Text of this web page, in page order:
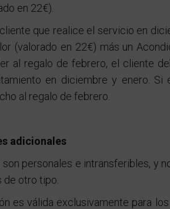
en 22€).
que realice el servicio en
(valorado en 22€) más un
al regalo de febrero, el cliente
en diciembre y enero.
al regalo de febrero.
adicionales
son personales e intransferibles, y
otro tipo.
es válida exclusivamente para